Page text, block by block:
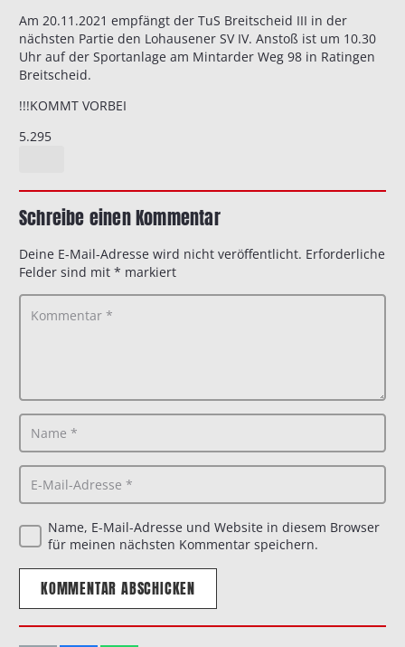
Am 20.11.2021 empfängt der TuS Breitscheid III in der
nächsten Partie den Lohausener SV IV. Anstoß ist um 10.30
Uhr auf der Sportanlage am Mintarder Weg 98 in Ratingen
Breitscheid.
!!!KOMMT VORBEI
5.295
Schreibe einen Kommentar
Deine E-Mail-Adresse wird nicht veröffentlicht. Erforderliche
Felder sind mit * markiert
Name, E-Mail-Adresse und Website in diesem Browser
für meinen nächsten Kommentar speichern.
KOMMENTAR ABSCHICKEN